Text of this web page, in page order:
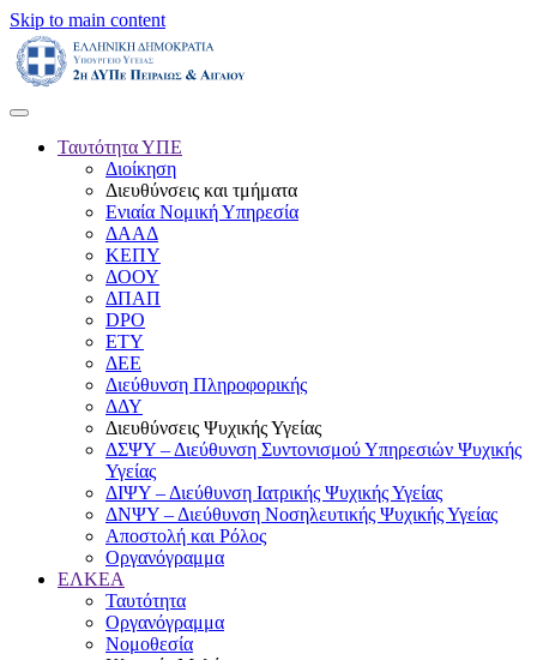
Skip to main content
Ταυτότητα ΥΠΕ
Διοίκηση
Διευθύνσεις και τμήματα
Ενιαία Νομική Υπηρεσία
ΔΑΑΔ
ΚΕΠΥ
ΔΟΟΥ
ΔΠΑΠ
DPO
ΕΤΥ
ΔΕΕ
Διεύθυνση Πληροφορικής
ΔΔΥ
Διευθύνσεις Ψυχικής Υγείας
ΔΣΨΥ – Διεύθυνση Συντονισμού Υπηρεσιών Ψυχικής
Υγείας
ΔΙΨΥ – Διεύθυνση Ιατρικής Ψυχικής Υγείας
ΔΝΨΥ – Διεύθυνση Νοσηλευτικής Ψυχικής Υγείας
Αποστολή και Ρόλος
Οργανόγραμμα
ΕΛΚΕΑ
Ταυτότητα
Οργανόγραμμα
Νομοθεσία